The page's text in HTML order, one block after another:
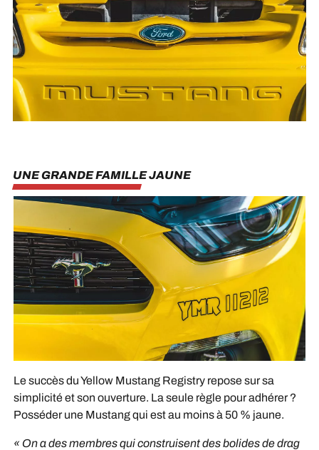
UNE GRANDE FAMILLE JAUNE
Le succès du Yellow Mustang Registry repose sur sa
simplicité et son ouverture. La seule règle pour adhérer ?
Posséder une Mustang qui est au moins à 50 % jaune.
« On a des membres qui construisent des bolides de drag